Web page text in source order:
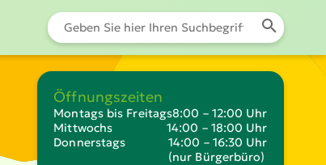
Öffnungszeiten
Montags bis Freitags8:00 – 12:00 Uhr
Mittwochs
14:00 – 18:00 Uhr
Donnerstags
14:00 – 16:30 Uhr
(nur Bürgerbüro)